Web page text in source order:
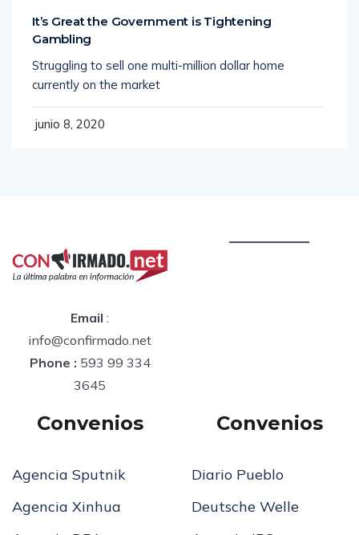
It’s Great the Government is Tightening
Gambling
Struggling to sell one multi-million dollar home
currently on the market
junio 8, 2020
Email :
info@confirmado.net
Phone : 593 99 334
3645
Convenios
Agencia Sputnik
Agencia Xinhua
Convenios
Diario Pueblo
Deutsche Welle